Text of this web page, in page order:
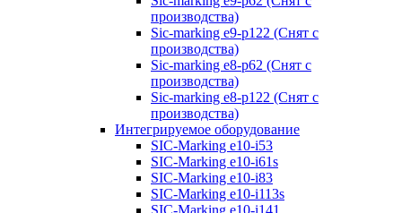
производства)
Sic-marking e9-p122 (Снят с
производства)
Sic-marking e8-p62 (Снят с
производства)
Sic-marking e8-p122 (Снят с
производства)
Интегрируемое оборудование
SIC-Marking e10-i53
SIC-Marking e10-i61s
SIC-Marking e10-i83
SIC-Marking e10-i113s
SIC-Marking e10-i141